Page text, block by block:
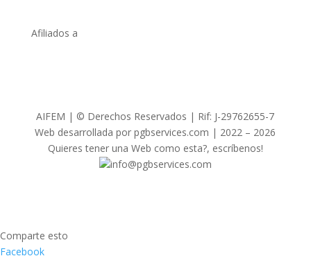
Afiliados a
AIFEM | © Derechos Reservados | Rif: J-29762655-7
Web desarrollada por pgbservices.com | 2022 – 2026
Quieres tener una Web como esta?, escríbenos!
info@pgbservices.com
Comparte esto
Facebook